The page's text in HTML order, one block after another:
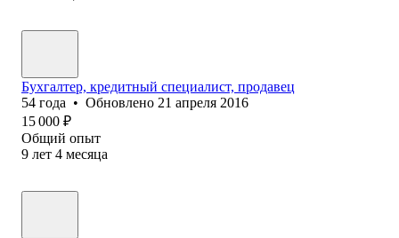
Бухгалтер, кредитный специалист, продавец
54 года • Обновлено 21 апреля 2016
15 000 ₽
Общий опыт
9 лет 4 месяца